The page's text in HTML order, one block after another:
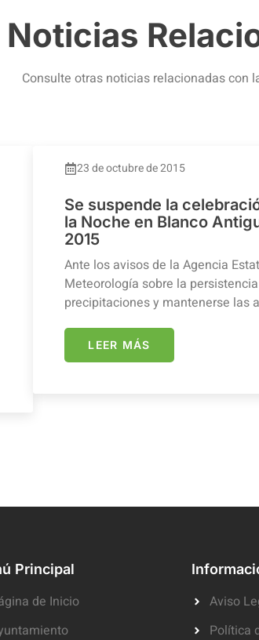
Noticias
Consulte otras noticias relacionadas con
23 de octubre de 2015
Se suspende la
la Noche en Blanco
2015
Ante los avisos de la Agencia
Meteorología sobre la
precipitaciones y mantenerse las
LEER MÁS
Principal
de Inicio
Aviso
Política